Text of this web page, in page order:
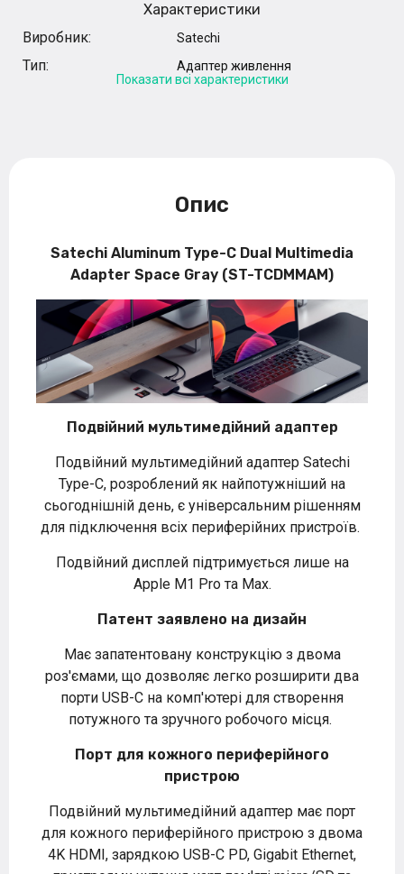
Характеристики
Виробник:
Satechi
Тип:
Адаптер живлення
Показати всі характеристики
Опис
Satechi Aluminum Type-C Dual Multimedia
Adapter Space Gray (ST-TCDMMAM)
Подвійний мультимедійний адаптер
Подвійний мультимедійний адаптер Satechi
Type-C, розроблений як найпотужніший на
сьогоднішній день, є універсальним рішенням
для підключення всіх периферійних пристроїв.
Подвійний дисплей підтримується лише на
Apple M1 Pro та Max.
Патент заявлено на дизайн
Має запатентовану конструкцію з двома
роз'ємами, що дозволяє легко розширити два
порти USB-C на комп'ютері для створення
потужного та зручного робочого місця.
Порт для кожного периферійного
пристрою
Подвійний мультимедійний адаптер має порт
для кожного периферійного пристрою з двома
4K HDMI, зарядкою USB-C PD, Gigabit Ethernet,